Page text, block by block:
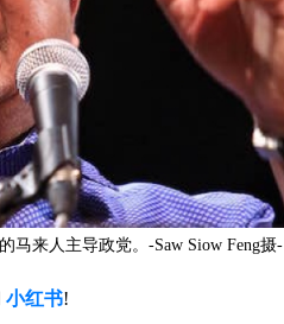
马来人主导政党。-Saw Siow Feng摄-
小红书!